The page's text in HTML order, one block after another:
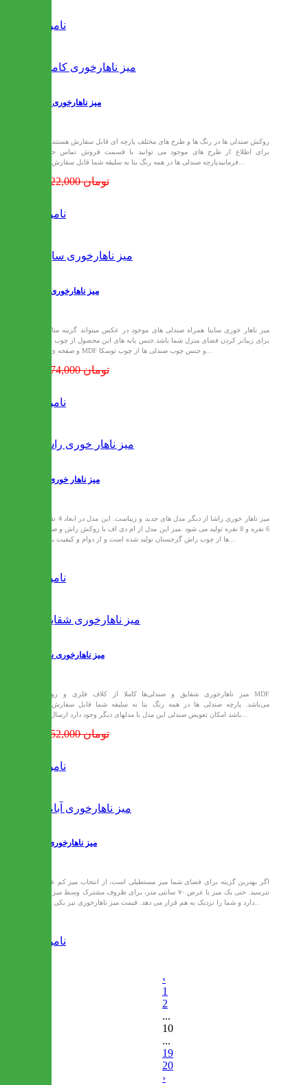
ناموجود
میز ناهارخوری کاملیا
برای اطلاع از طرح های موجود می توانید با قسمت فروش تماس حاصل
15,022,000 تومان
ناموجود
میز ناهارخوری ساینا
میز ناهار خوری ساینا همراه صندلی های موجود در عکس میتواند گزینه مناسبی
برای زیباتر کردن فضای منزل شما باشد.جنس پایه های این محصول از چوب راش
14,074,000 تومان
ناموجود
میز ناهار خوری راشا
میز ناهار خوری راشا از دیگر مدل های جدید و زیباست. این مدل در ابعاد 4 نفره ،
6 نفره و 8 نفره تولید می شود .میز این مدل از ام دی اف با روکش راش و صندلی
ناموجود
میز ناهارخوری شقایق
میز ناهارخوری شقایق و صندلی‌ها کاملا از کلاف فلزی و روکش MDF
می‌باشد. پارچه صندلی ها در همه رنگ بنا به سلیقه شما قابل سفارش می
14,152,000 تومان
ناموجود
میز ناهارخوری آبامو
اگر بهترین گزینه برای فضای شما میز مستطیلی است، از انتخاب میز کم عرض
نترسید. حتی یک میز با عرض ۷۰ سانتی متر، برای ظروف مشترک وسط میز فضا
دارد و شما را نزدیک به هم قرار می دهد. قیمت میز ناهارخوری نیز یکی دیگر...
ناموجود
‹
1
2
...
10
...
19
20
›